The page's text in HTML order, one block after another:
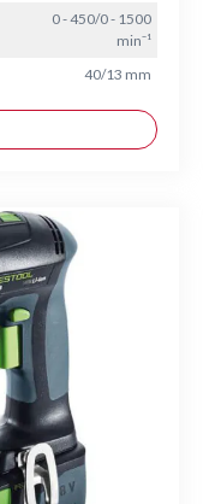
0 - 450/0 - 1500
min⁻¹
40/13 mm